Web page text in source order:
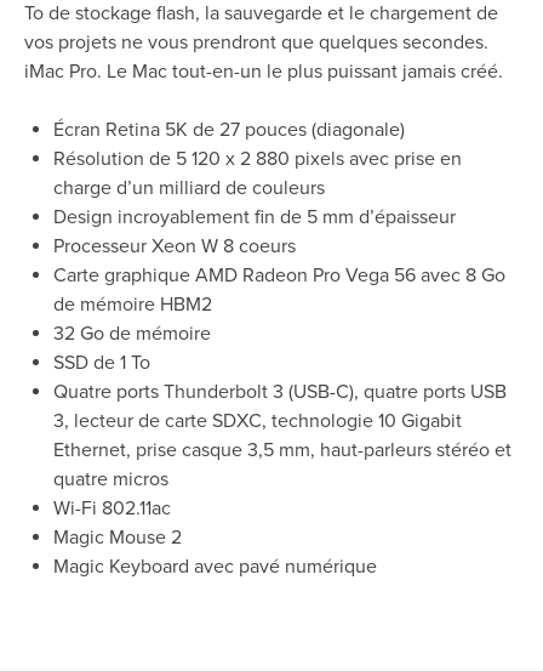
To de stockage flash, la sauvegarde et le chargement de
vos projets ne vous prendront que quelques secondes.
iMac Pro. Le Mac tout-en-un le plus puissant jamais créé.
Écran Retina 5K de 27 pouces (diagonale)
Résolution de 5 120 x 2 880 pixels avec prise en
charge d’un milliard de couleurs
Design incroyablement fin de 5 mm d’épaisseur
Processeur Xeon W 8 coeurs
Carte graphique AMD Radeon Pro Vega 56 avec 8 Go
de mémoire HBM2
32 Go de mémoire
SSD de 1 To
Quatre ports Thunderbolt 3 (USB-C), quatre ports USB
3, lecteur de carte SDXC, technologie 10 Gigabit
Ethernet, prise casque 3,5 mm, haut-parleurs stéréo et
quatre micros
Wi-Fi 802.11ac
Magic Mouse 2
Magic Keyboard avec pavé numérique